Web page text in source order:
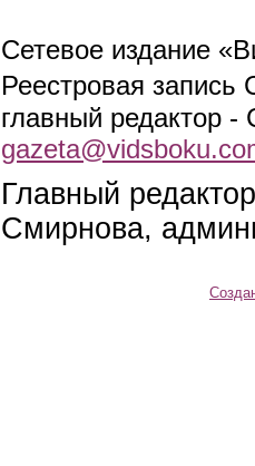
Сетевое издание
Реестровая
главный редактор
Главный
Смирнова,